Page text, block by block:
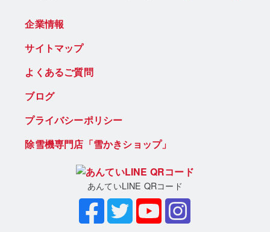
企業情報
サイトマップ
よくあるご質問
ブログ
プライバシーポリシー
除雪機専門店「雪かきショップ」
あんていLINE QRコード